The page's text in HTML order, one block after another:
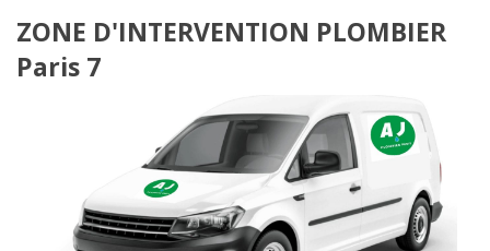
ZONE D'INTERVENTION PLOMBIER
Paris 7